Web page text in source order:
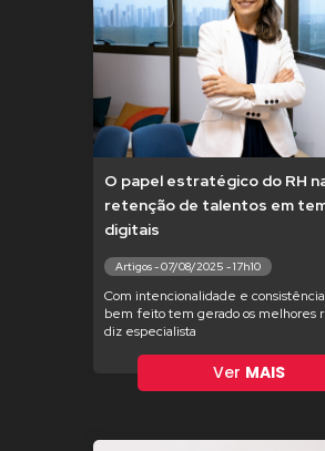
O papel estratégico do RH
retenção de talentos em
digitais
Artigos - 07/08/2025 - 17h10
Com intencionalidade e
bem feito tem gerado os melhores
diz especialista
Ver MAIS